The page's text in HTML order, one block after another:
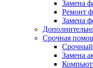
Замена
Ремонт
Замена
Срочная
Срочный
Замена